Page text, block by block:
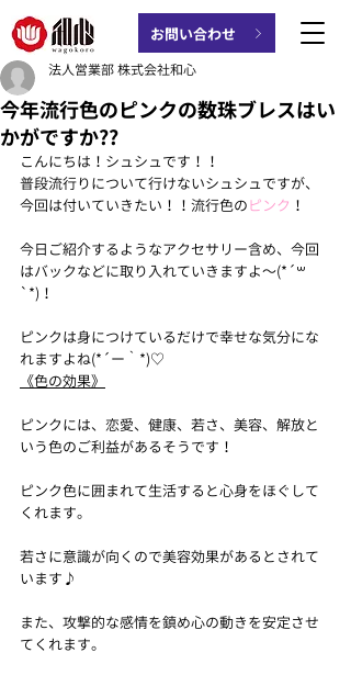
お問い合わせ
今年流行色のピンクの数珠ブレスはい
かがですか??
法人営業部 株式会社和心
こんにちは！シュシュです！！
普段流行りについて行けないシュシュですが、
今回は付いていきたい！！流行色のピンク ！
今日ご紹介するようなアクセサリー含め、今回
はバックなどに取り入れていきますよ〜(*´꒳
`*)！
ピンクは身につけているだけで幸せな気分にな
れますよね(*´ー｀*)♡
《色の効果》
ピンクには、恋愛、健康、若さ、美容、解放と
いう色のご利益があるそうです！
ピンク色に囲まれて生活すると心身をほぐして
くれます。
若さに意識が向くので美容効果があるとされて
います♪
また、攻撃的な感情を鎮め心の動きを安定させ
てくれます。